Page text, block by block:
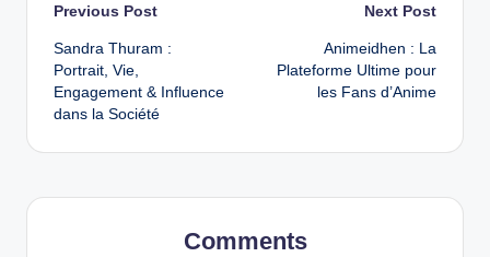
Post
navigation
Previous Post
Sandra Thuram :
Portrait, Vie,
Engagement & Influence
dans la Société
Next Post
Animeidhen : La
Plateforme Ultime pour
les Fans d’Anime
Comments